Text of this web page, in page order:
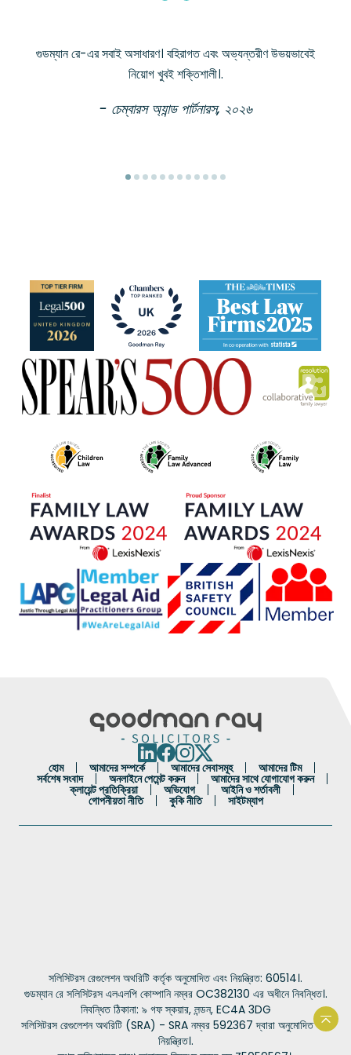
গুডম্যান রে-এর সবাই অসাধারণ। বহিরাগত এবং অভ্যন্তরীণ উভয়ভাবেই
নিয়োগ খুবই শক্তিশালী।.
- চেম্বারস অ্যান্ড পার্টনারস, ২০২৬
হোম আমাদের সম্পর্কে আমাদের সেবাসমূহ আমাদের টিম
সর্বশেষ সংবাদ অনলাইনে পেমেন্ট করুন আমাদের সাথে যোগাযোগ করুন
ক্লায়েন্ট প্রতিক্রিয়া অভিযোগ আইনি ও শর্তাবলী
গোপনীয়তা নীতি কুকি নীতি সাইটম্যাপ
সলিসিটরস রেগুলেশন অথরিটি কর্তৃক অনুমোদিত এবং নিয়ন্ত্রিত: 60514।.
গুডম্যান রে সলিসিটরস এলএলপি কোম্পানি নম্বর OC382130 এর অধীনে নিবন্ধিত।.
নিবন্ধিত ঠিকানা: ৯ গফ স্কয়ার, লন্ডন, EC4A 3DG
সলিসিটরস রেগুলেশন অথরিটি (SRA) - SRA নম্বর 592367 দ্বারা অনুমোদিত এবং
নিয়ন্ত্রিত।.
Arabic
Hindi
Urdu